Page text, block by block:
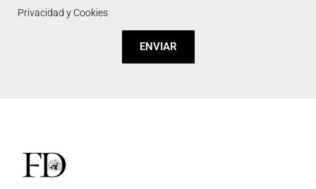
Privacidad y Cookies
ENVIAR